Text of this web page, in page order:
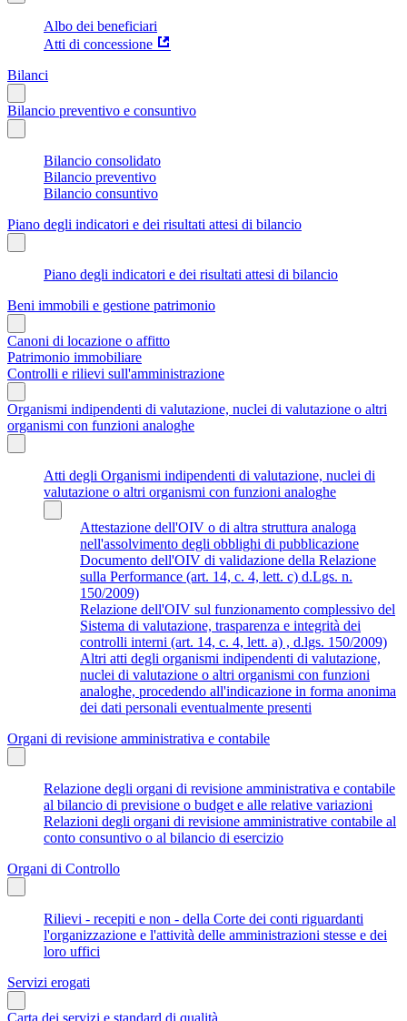
Albo dei beneficiari
Atti di concessione
Bilanci
Bilancio preventivo e consuntivo
Bilancio consolidato
Bilancio preventivo
Bilancio consuntivo
Piano degli indicatori e dei risultati attesi di bilancio
Piano degli indicatori e dei risultati attesi di bilancio
Beni immobili e gestione patrimonio
Canoni di locazione o affitto
Patrimonio immobiliare
Controlli e rilievi sull'amministrazione
Organismi indipendenti di valutazione, nuclei di valutazione o altri
organismi con funzioni analoghe
Atti degli Organismi indipendenti di valutazione, nuclei di
valutazione o altri organismi con funzioni analoghe
Attestazione dell'OIV o di altra struttura analoga
nell'assolvimento degli obblighi di pubblicazione
Documento dell'OIV di validazione della Relazione
sulla Performance (art. 14, c. 4, lett. c) d.Lgs. n.
150/2009)
Relazione dell'OIV sul funzionamento complessivo del
Sistema di valutazione, trasparenza e integrità dei
controlli interni (art. 14, c. 4, lett. a) , d.lgs. 150/2009)
Altri atti degli organismi indipendenti di valutazione,
nuclei di valutazione o altri organismi con funzioni
analoghe, procedendo all'indicazione in forma anonima
dei dati personali eventualmente presenti
Organi di revisione amministrativa e contabile
Relazione degli organi di revisione amministrativa e contabile
al bilancio di previsione o budget e alle relative variazioni
Relazioni degli organi di revisione amministrative contabile al
conto consuntivo o al bilancio di esercizio
Organi di Controllo
Rilievi - recepiti e non - della Corte dei conti riguardanti
l'organizzazione e l'attività delle amministrazioni stesse e dei
loro uffici
Servizi erogati
Carta dei servizi e standard di qualità